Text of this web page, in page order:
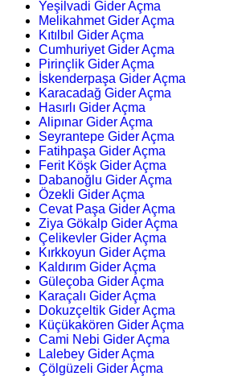
Yeşilvadi Gider Açma
Melikahmet Gider Açma
Kıtılbıl Gider Açma
Cumhuriyet Gider Açma
Pirinçlik Gider Açma
İskenderpaşa Gider Açma
Karacadağ Gider Açma
Hasırlı Gider Açma
Alipınar Gider Açma
Seyrantepe Gider Açma
Fatihpaşa Gider Açma
Ferit Köşk Gider Açma
Dabanoğlu Gider Açma
Özekli Gider Açma
Cevat Paşa Gider Açma
Ziya Gökalp Gider Açma
Çelikevler Gider Açma
Kırkkoyun Gider Açma
Kaldırım Gider Açma
Güleçoba Gider Açma
Karaçalı Gider Açma
Dokuzçeltik Gider Açma
Küçükakören Gider Açma
Cami Nebi Gider Açma
Lalebey Gider Açma
Çölgüzeli Gider Açma